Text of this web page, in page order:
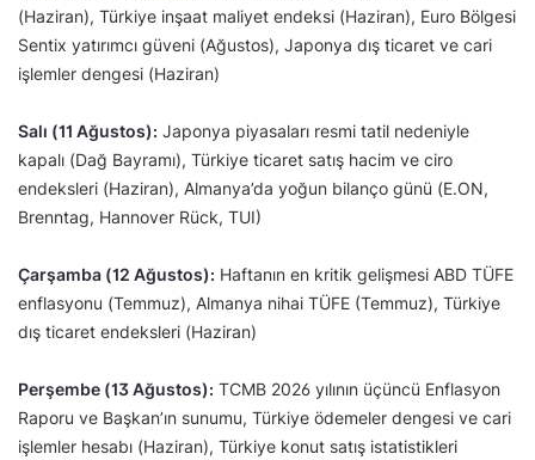
(Haziran), Türkiye inşaat maliyet endeksi (Haziran), Euro Bölgesi
Sentix yatırımcı güveni (Ağustos), Japonya dış ticaret ve cari
işlemler dengesi (Haziran)
Salı (11 Ağustos): Japonya piyasaları resmi tatil nedeniyle
kapalı (Dağ Bayramı), Türkiye ticaret satış hacim ve ciro
endeksleri (Haziran), Almanya’da yoğun bilanço günü (E.ON,
Brenntag, Hannover Rück, TUI)
Çarşamba (12 Ağustos): Haftanın en kritik gelişmesi ABD TÜFE
enflasyonu (Temmuz), Almanya nihai TÜFE (Temmuz), Türkiye
dış ticaret endeksleri (Haziran)
Perşembe (13 Ağustos): TCMB 2026 yılının üçüncü Enflasyon
Raporu ve Başkan’ın sunumu, Türkiye ödemeler dengesi ve cari
işlemler hesabı (Haziran), Türkiye konut satış istatistikleri